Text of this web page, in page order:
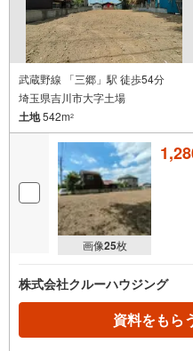
武蔵野線 「三郷」駅 徒歩54分
埼玉県吉川市大字土場
土地542m2
画像25枚
株式会社クルーハウジング
資料をもら